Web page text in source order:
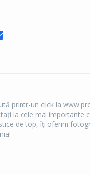
printr-un click la
la cele mai importante
de top, îţi oferim